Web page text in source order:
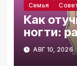
Семья
Как
ногти:
АВГ 10, 2026